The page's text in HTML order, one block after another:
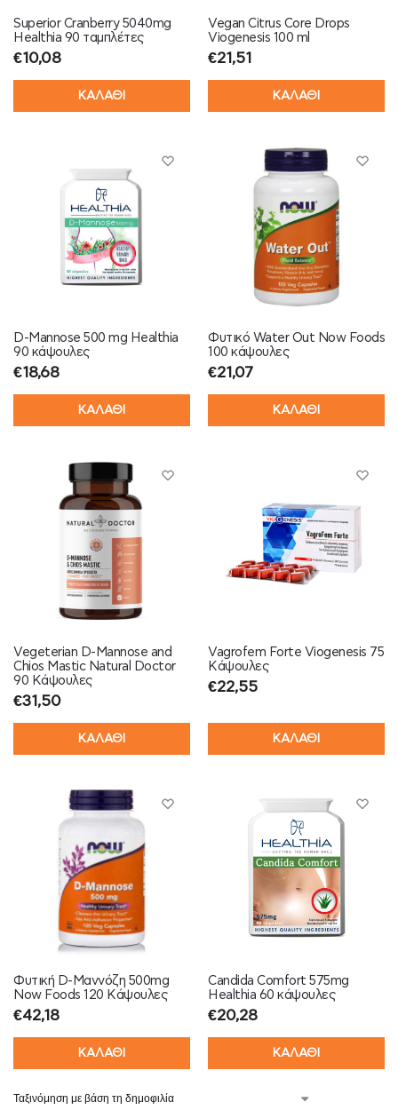
Superior Cranberry 5040mg
Healthia 90 ταμπλέτες
€10,08
ΚΑΛΑΘΙ
Vegan Citrus Core Drops
Viogenesis 100 ml
€21,51
ΚΑΛΑΘΙ
D-Mannose 500 mg Healthia
90 κάψουλες
€18,68
ΚΑΛΑΘΙ
Φυτικό Water Out Now Foods
100 κάψουλες
€21,07
ΚΑΛΑΘΙ
Vegeterian D-Mannose and
Chios Mastic Natural Doctor
90 Κάψουλες
€31,50
ΚΑΛΑΘΙ
Vagrofem Forte Viogenesis 75
Κάψουλες
€22,55
ΚΑΛΑΘΙ
Φυτική D-Μαννόζη 500mg
Now Foods 120 Κάψουλες
€42,18
ΚΑΛΑΘΙ
Candida Comfort 575mg
Healthia 60 κάψουλες
€20,28
ΚΑΛΑΘΙ